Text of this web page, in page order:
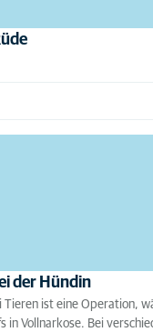
der Hündin
Tieren ist eine Operation,
in Vollnarkose. Bei